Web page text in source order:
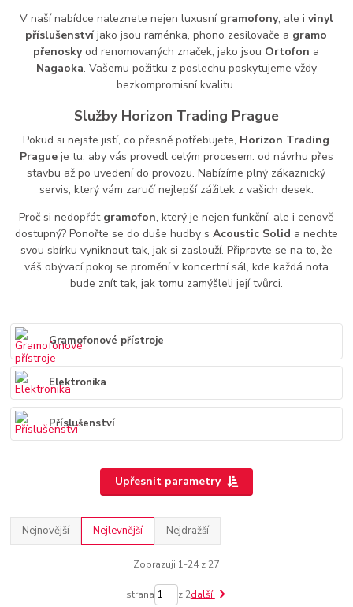
V naší nabídce naleznete nejen luxusní gramofony, ale i vinyl
příslušenstvíjako jsou raménka, phono zesilovače a gramo
přenoskyod renomovaných značek, jako jsou Ortofon a
Nagaoka. Vašemu požitku z poslechu poskytujeme vždy
bezkompromisní kvalitu.
Služby Horizon Trading Prague
Pokud si nejste jistí, co přesně potřebujete, Horizon Trading
Pragueje tu, aby vás provedl celým procesem: od návrhu přes
stavbu až po uvedení do provozu. Nabízíme plný zákaznický
servis, který vám zaručí nejlepší zážitek z vašich desek.
Proč si nedopřát gramofon, který je nejen funkční, ale i cenově
dostupný? Ponořte se do duše hudby s Acoustic Solid a nechte
svou sbírku vyniknout tak, jak si zaslouží. Připravte se na to, že
váš obývací pokoj se promění v koncertní sál, kde každá nota
bude znít tak, jak tomu zamýšleli její tvůrci.
Gramofonové přístroje
Elektronika
Příslušenství
Upřesnit parametry
Nejnovější Nejlevnější Nejdražší
Zobrazuji 1-24 z 27
strana z 2další